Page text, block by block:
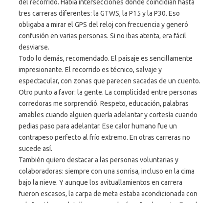
del recorrido. Había intersecciones donde coincidían hasta
tres carreras diferentes: la GTWS, la P15 y la P30. Eso
obligaba a mirar el GPS del reloj con frecuencia y generó
confusión en varias personas. Si no ibas atenta, era fácil
desviarse.
Todo lo demás, recomendado. El paisaje es sencillamente
impresionante. El recorrido es técnico, salvaje y
espectacular, con zonas que parecen sacadas de un cuento.
Otro punto a favor: la gente. La complicidad entre personas
corredoras me sorprendió. Respeto, educación, palabras
amables cuando alguien quería adelantar y cortesía cuando
pedias paso para adelantar. Ese calor humano fue un
contrapeso perfecto al frío extremo. En otras carreras no
sucede así.
También quiero destacar a las personas voluntarias y
colaboradoras: siempre con una sonrisa, incluso en la cima
bajo la nieve. Y aunque los avituallamientos en carrera
fueron escasos, la carpa de meta estaba acondicionada con